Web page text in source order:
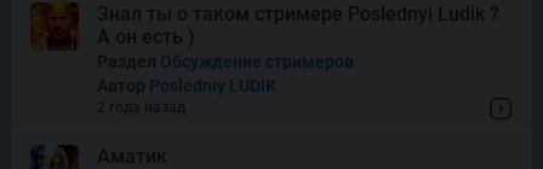
Squish
Знал ты о таком стримере Poslednyi Ludik ?
А он есть )
Раздел Обсуждение стримеров
Автор Posledniy LUDIK
2 года назад
Аматик